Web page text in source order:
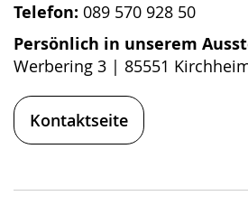
Telefon: 089 570 928 50
Persönlich in unserem
Werbering 3 | 85551
Kontaktseite